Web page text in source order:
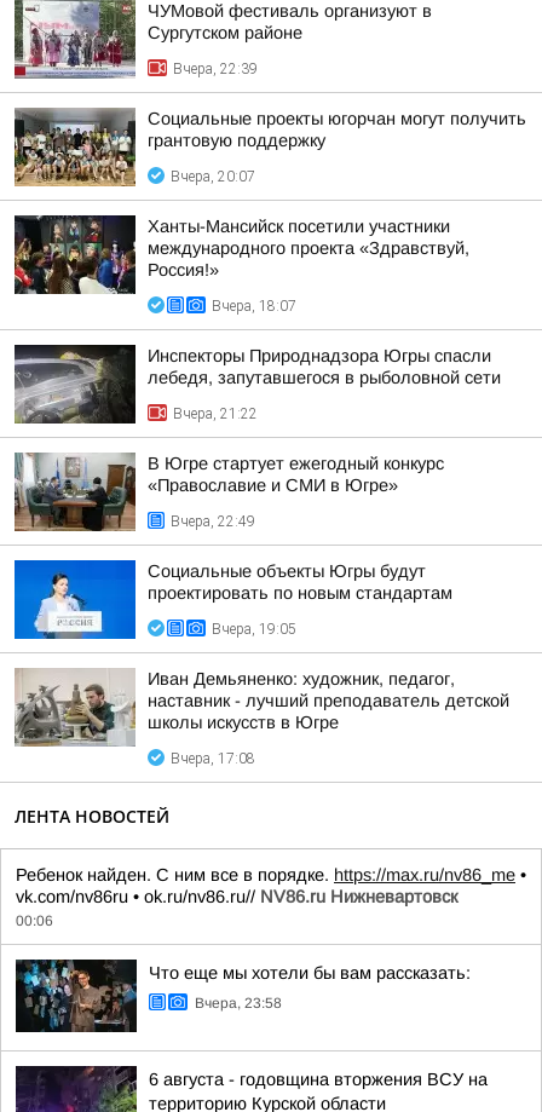
ЧУМовой фестиваль организуют в
Сургутском районе
Вчера, 22:39
Социальные проекты югорчан могут получить
грантовую поддержку
Вчера, 20:07
Ханты-Мансийск посетили участники
международного проекта «Здравствуй,
Россия!»
Вчера, 18:07
Инспекторы Природнадзора Югры спасли
лебедя, запутавшегося в рыболовной сети
Вчера, 21:22
В Югре стартует ежегодный конкурс
«Православие и СМИ в Югре»
Вчера, 22:49
Социальные объекты Югры будут
проектировать по новым стандартам
Вчера, 19:05
Иван Демьяненко: художник, педагог,
наставник - лучший преподаватель детской
школы искусств в Югре
Вчера, 17:08
ЛЕНТА НОВОСТЕЙ
Ребенок найден. С ним все в порядке. https://max.ru/nv86_me •
vk.com/nv86ru • ok.ru/nv86.ru// NV86.ru Нижневартовск
00:06
Что еще мы хотели бы вам рассказать:
Вчера, 23:58
6 августа - годовщина вторжения ВСУ на
территорию Курской области